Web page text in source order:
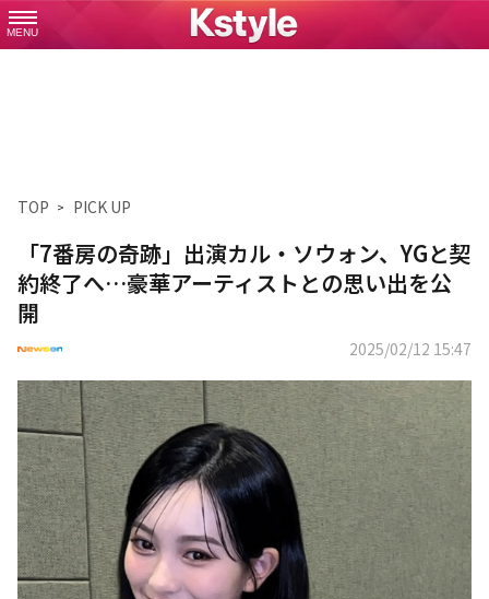
MENU
TOP PICK UP
「7番房の奇跡」出演カル・ソウォン、YGと契
約終了へ…豪華アーティストとの思い出を公
開
2025/02/12 15:47